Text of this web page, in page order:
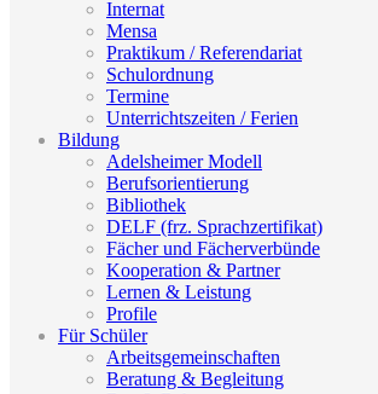
Internat
Mensa
Praktikum / Referendariat
Schulordnung
Termine
Unterrichtszeiten / Ferien
Bildung
Adelsheimer Modell
Berufsorientierung
Bibliothek
DELF (frz. Sprachzertifikat)
Fächer und Fächerverbünde
Kooperation & Partner
Lernen & Leistung
Profile
Für Schüler
Arbeitsgemeinschaften
Beratung & Begleitung